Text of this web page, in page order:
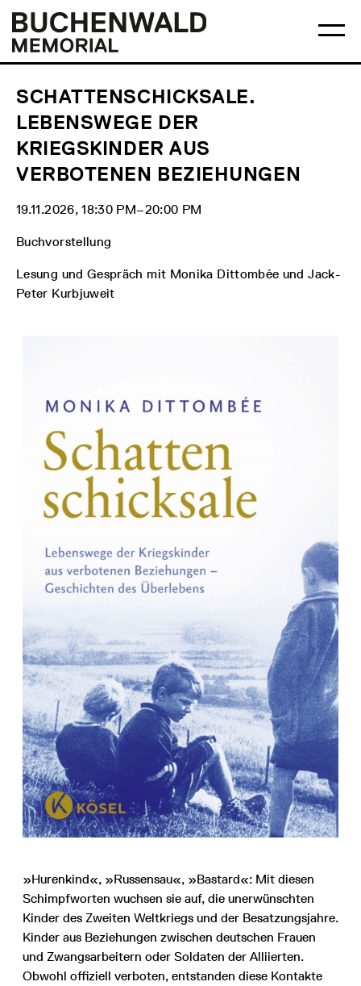
content
menu
Buchenwald
Memorial
SCHATTENSCHICKSALE.
LEBENSWEGE DER
KRIEGSKINDER AUS
VERBOTENEN BEZIEHUNGEN
19.11.2026, 18:30 PM‒20:00 PM
Buchvorstellung
Lesung und Gespräch mit Monika Dittombée und Jack-
Peter Kurbjuweit
»Hurenkind«, »Russensau«, »Bastard«: Mit diesen
Schimpfworten wuchsen sie auf, die unerwünschten
Kinder des Zweiten Weltkriegs und der Besatzungsjahre.
Kinder aus Beziehungen zwischen deutschen Frauen
und Zwangsarbeitern oder Soldaten der Alliierten.
Obwohl offiziell verboten, entstanden diese Kontakte